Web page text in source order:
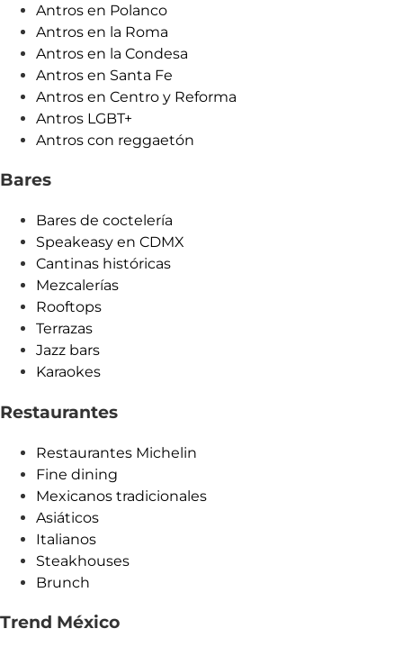
Antros en Polanco
Antros en la Roma
Antros en la Condesa
Antros en Santa Fe
Antros en Centro y Reforma
Antros LGBT+
Antros con reggaetón
Bares
Bares de coctelería
Speakeasy en CDMX
Cantinas históricas
Mezcalerías
Rooftops
Terrazas
Jazz bars
Karaokes
Restaurantes
Restaurantes Michelin
Fine dining
Mexicanos tradicionales
Asiáticos
Italianos
Steakhouses
Brunch
Trend México